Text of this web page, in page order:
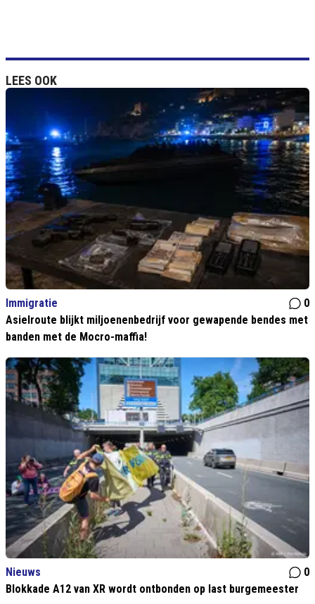
LEES OOK
Immigratie
0
Asielroute blijkt miljoenenbedrijf voor gewapende bendes met
banden met de Mocro-maffia!
Nieuws
0
Blokkade A12 van XR wordt ontbonden op last burgemeester